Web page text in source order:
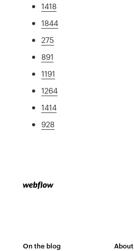
1418
1844
275
891
1191
1264
1414
928
On the blog About